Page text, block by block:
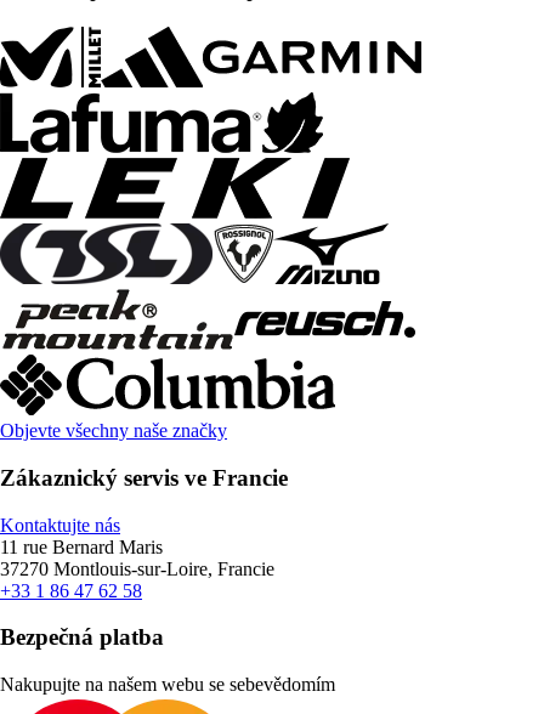
Objevte všechny naše značky
Zákaznický servis ve Francie
Kontaktujte nás
11 rue Bernard Maris
37270 Montlouis-sur-Loire, Francie
+33 1 86 47 62 58
Bezpečná platba
Nakupujte na našem webu se sebevědomím